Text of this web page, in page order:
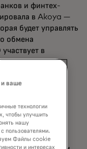
и финтех-
в Akoya —
будет управлять
обмена
в
продвижения
потребителя,
доступ к
платформу
способы
ваше
технологии
чтобы улучшить
нашу
пользователями.
Файлы cookie
и интересах